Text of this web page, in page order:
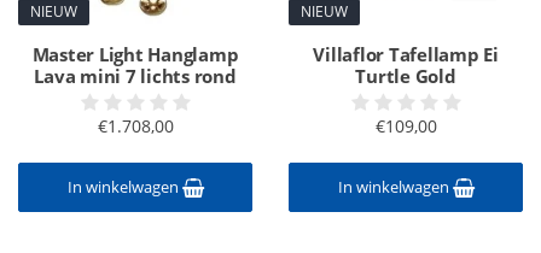
NIEUW
Master Light Hanglamp
Lava mini 7 lichts rond
€1.708,00
In winkelwagen
NIEUW
Villaflor Tafellamp Ei
Turtle Gold
€109,00
In winkelwagen